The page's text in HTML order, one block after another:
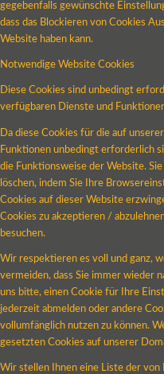
gegebenfalls gewünschte
dass das Blockieren von Cookies
Website haben kann.
Notwendige Website Cookies
Diese Cookies sind unbedingt
verfügbaren Dienste und
Da diese Cookies für die auf
Funktionen unbedingt erforderlich
die Funktionsweise der Website.
löschen, indem Sie Ihre
Cookies auf dieser Website
Cookies zu akzeptieren /
besuchen.
Wir respektieren es voll und ganz,
vermeiden, dass Sie immer wieder
uns bitte, einen Cookie für Ihre
jederzeit abmelden oder andere
vollumfänglich nutzen zu können.
gesetzten Cookies auf unserer
Wir stellen Ihnen eine Liste der